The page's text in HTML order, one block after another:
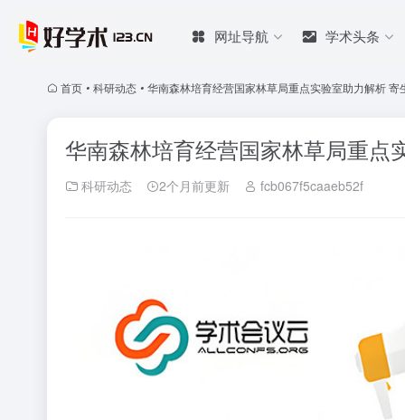
网址导航 学术头条
首页 • 科研动态 • 华南森林培育经营国家林草局重点实验室助力解析 寄
华南森林培育经营国家林草局重点
科研动态 2个月前更新 fcb067f5caaeb52f